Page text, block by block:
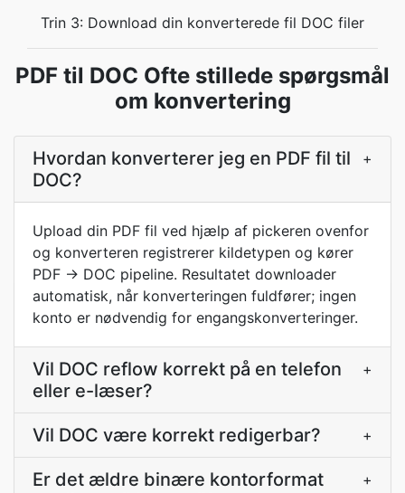
Trin 3: Download din konverterede fil DOC filer
PDF til DOC Ofte stillede spørgsmål
om konvertering
Hvordan konverterer jeg en PDF fil til
DOC?
+
Upload din PDF fil ved hjælp af pickeren ovenfor
og konverteren registrerer kildetypen og kører
PDF → DOC pipeline. Resultatet downloader
automatisk, når konverteringen fuldfører; ingen
konto er nødvendig for engangskonverteringer.
Vil DOC reflow korrekt på en telefon
eller e-læser?
+
Vil DOC være korrekt redigerbar? +
Er det ældre binære kontorformat
+